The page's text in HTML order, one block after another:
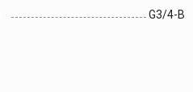
G3/4-B